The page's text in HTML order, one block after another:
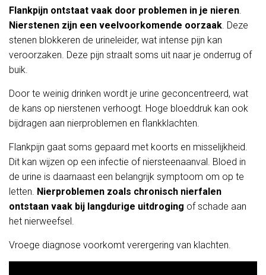
Flankpijn ontstaat vaak door problemen in je nieren.
Nierstenen zijn een veelvoorkomende oorzaak. Deze
stenen blokkeren de urineleider, wat intense pijn kan
veroorzaken. Deze pijn straalt soms uit naar je onderrug of
buik.
Door te weinig drinken wordt je urine geconcentreerd, wat
de kans op nierstenen verhoogt. Hoge bloeddruk kan ook
bijdragen aan nierproblemen en flankklachten.
Flankpijn gaat soms gepaard met koorts en misselijkheid.
Dit kan wijzen op een infectie of niersteenaanval. Bloed in
de urine is daarnaast een belangrijk symptoom om op te
letten. Nierproblemen zoals chronisch nierfalen
ontstaan vaak bij langdurige uitdroging of schade aan
het nierweefsel.
Vroege diagnose voorkomt verergering van klachten.